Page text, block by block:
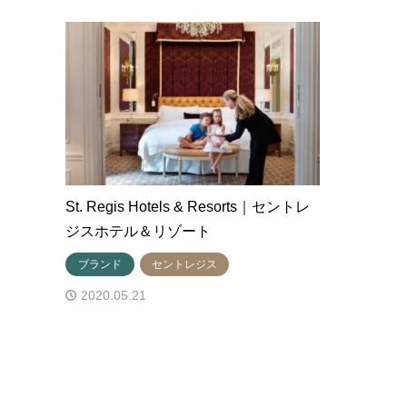
St. Regis Hotels & Resorts｜セントレ
ジスホテル＆リゾート
ブランド セントレジス
2020.05.21